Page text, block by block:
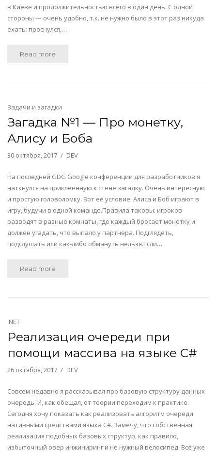
в Киеве и продолжительностью всего в один день. С одной
стороны — очень удобно, т.к. не нужно было в этот раз никуда
ехать: проснулся,…
Read more
Задачи и загадки
Загадка №1 — Про монетку,
Алису и Боба
30 октября, 2017 DEV
На последней GDG Google конференции для разработчиков я
наткнулся на приклеенную к стене загадку. Очень интересную
и простую головоломку. Вот её условие: Алиса и Боб играют в
игру, будучи в одной команде.Правила таковы: игроков
разводят в разные комнаты, где каждый бросает монетку и
должен угадать, что выпало у партнёра. Подглядеть,
подслушать или как-либо обмануть нельзя.Если…
Read more
.NET
Реализация очереди при
помощи массива на языке C#
26 октября, 2017 DEV
Совсем недавно я рассказывал про базовую структуру данных
очередь. И, как обещал, от теории переходим к практике.
Сегодня хочу показать как реализовать алгоритм очереди
нативными средствами языка C#. Замечу, что собственная
реализация подобных базовых структур, как правило,
избыточный овер инжиниринг и не нужный велосипед. Всё уже